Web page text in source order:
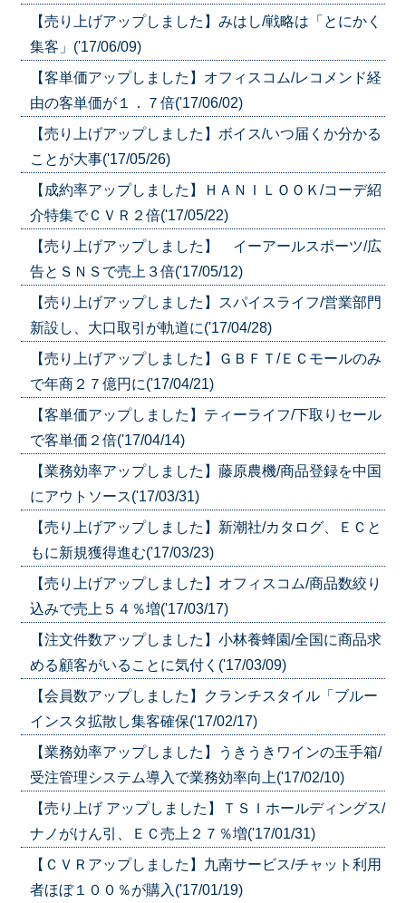
【売り上げアップしました】みはし/戦略は「とにかく
集客」('17/06/09)
【客単価アップしました】オフィスコム/レコメンド経
由の客単価が１．７倍('17/06/02)
【売り上げアップしました】ボイス/いつ届くか分かる
ことが大事('17/05/26)
【成約率アップしました】ＨＡＮＩＬＯＯＫ/コーデ紹
介特集でＣＶＲ２倍('17/05/22)
【売り上げアップしました】 イーアールスポーツ/広
告とＳＮＳで売上３倍('17/05/12)
【売り上げアップしました】スパイスライフ/営業部門
新設し、大口取引が軌道に('17/04/28)
【売り上げアップしました】ＧＢＦＴ/ＥＣモールのみ
で年商２７億円に('17/04/21)
【客単価アップしました】ティーライフ/下取りセール
で客単価２倍('17/04/14)
【業務効率アップしました】藤原農機/商品登録を中国
にアウトソース('17/03/31)
【売り上げアップしました】新潮社/カタログ、ＥＣと
もに新規獲得進む('17/03/23)
【売り上げアップしました】オフィスコム/商品数絞り
込みで売上５４％増('17/03/17)
【注文件数アップしました】小林養蜂園/全国に商品求
める顧客がいることに気付く('17/03/09)
【会員数アップしました】クランチスタイル「ブルー
インスタ拡散し集客確保('17/02/17)
【業務効率アップしました】うきうきワインの玉手箱/
受注管理システム導入で業務効率向上('17/02/10)
【売り上げ アップしました】ＴＳＩホールディングス/
ナノがけん引、ＥＣ売上２７％増('17/01/31)
【ＣＶＲアップしました】九南サービス/チャット利用
者ほぼ１００％が購入('17/01/19)